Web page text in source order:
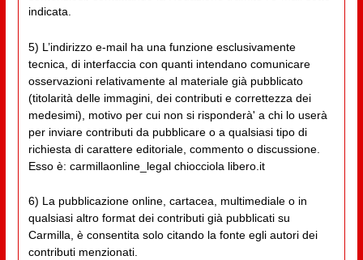
indicata.
5) L’indirizzo e-mail ha una funzione esclusivamente
tecnica, di interfaccia con quanti intendano comunicare
osservazioni relativamente al materiale già pubblicato
(titolarità delle immagini, dei contributi e correttezza dei
medesimi), motivo per cui non si risponderà' a chi lo userà
per inviare contributi da pubblicare o a qualsiasi tipo di
richiesta di carattere editoriale, commento o discussione.
Esso è: carmillaonline_legal chiocciola libero.it
6) La pubblicazione online, cartacea, multimediale o in
qualsiasi altro format dei contributi già pubblicati su
Carmilla, è consentita solo citando la fonte egli autori dei
contributi menzionati.